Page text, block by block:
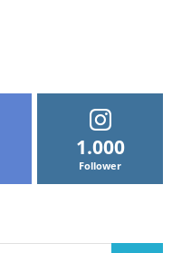
1.000
Follower